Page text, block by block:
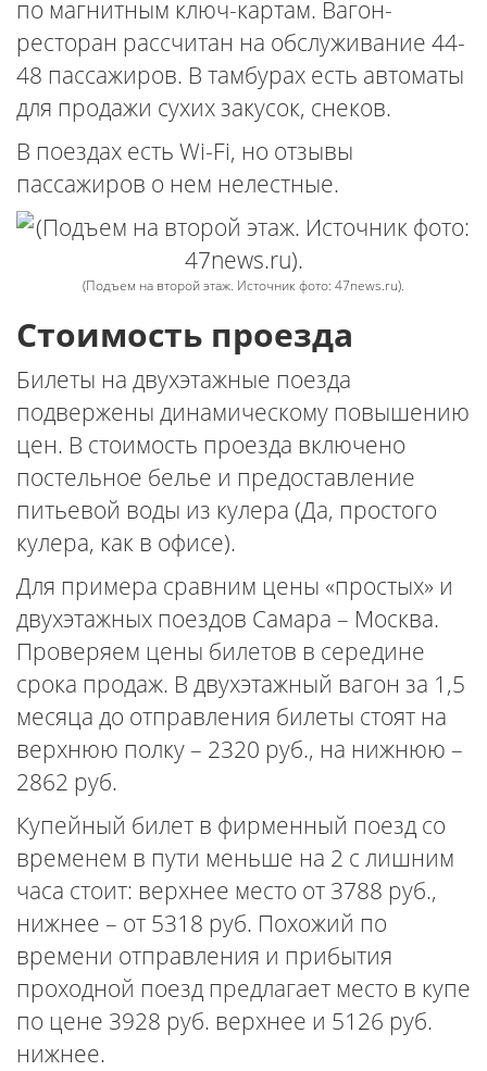
по магнитным ключ-картам. Вагон-
ресторан рассчитан на обслуживание 44-
48 пассажиров. В тамбурах есть автоматы
для продажи сухих закусок, снеков.
В поездах есть Wi-Fi, но отзывы
пассажиров о нем нелестные.
(Подъем на второй этаж. Источник фото: 47news.ru).
Стоимость проезда
Билеты на двухэтажные поезда
подвержены динамическому повышению
цен. В стоимость проезда включено
постельное белье и предоставление
питьевой воды из кулера (Да, простого
кулера, как в офисе).
Для примера сравним цены «простых» и
двухэтажных поездов Самара – Москва.
Проверяем цены билетов в середине
срока продаж. В двухэтажный вагон за 1,5
месяца до отправления билеты стоят на
верхнюю полку – 2320 руб., на нижнюю –
2862 руб.
Купейный билет в фирменный поезд со
временем в пути меньше на 2 с лишним
часа стоит: верхнее место от 3788 руб.,
нижнее – от 5318 руб. Похожий по
времени отправления и прибытия
проходной поезд предлагает место в купе
по цене 3928 руб. верхнее и 5126 руб.
нижнее.